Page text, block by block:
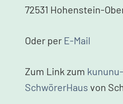
72531 Hohenstein-
Oder per E-Mail
Zum Link zum
SchwörerHaus von